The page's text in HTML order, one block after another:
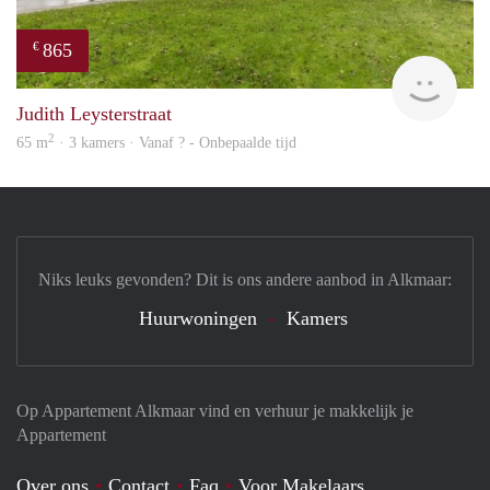
€ 865
rent
Judith Leysterstraat
65 m2 · 3 kamers · Vanaf ? - Onbepaalde tijd
Op Appartement Alkmaar vind en verhuur je makkelijk je
Appartement
Over ons Contact Faq Voor Makelaars
Niks leuks gevonden? Dit is ons andere aanbod in Alkmaar:
Huurwoningen Kamers